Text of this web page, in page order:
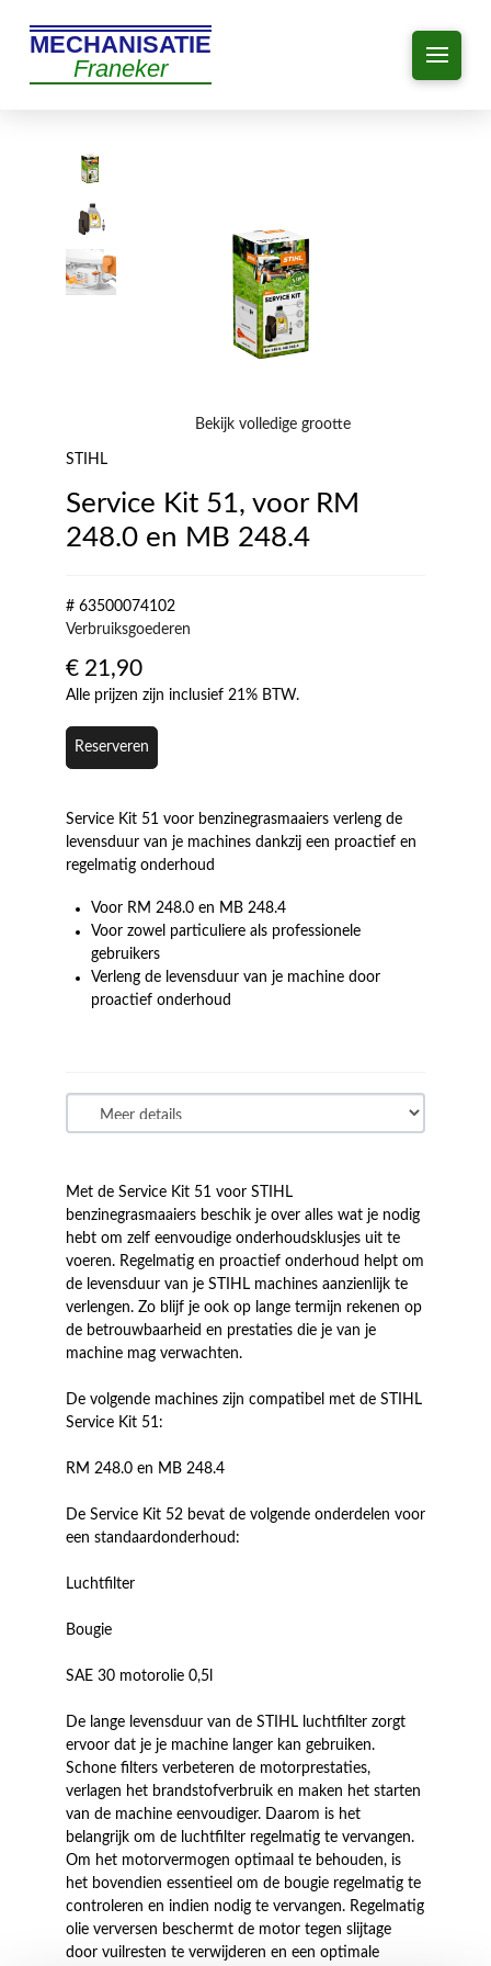
MECHANISATIE
Franeker
Bekijk volledige grootte
STIHL
Service Kit 51, voor RM
248.0 en MB 248.4
# 63500074102
Verbruiksgoederen
€ 21,90
Alle prijzen zijn inclusief 21% BTW.
Reserveren
Service Kit 51 voor benzinegrasmaaiers verleng de
levensduur van je machines dankzij een proactief en
regelmatig onderhoud
Voor RM 248.0 en MB 248.4
Voor zowel particuliere als professionele
gebruikers
Verleng de levensduur van je machine door
proactief onderhoud
Met de Service Kit 51 voor STIHL
benzinegrasmaaiers beschik je over alles wat je nodig
hebt om zelf eenvoudige onderhoudsklusjes uit te
voeren. Regelmatig en proactief onderhoud helpt om
de levensduur van je STIHL machines aanzienlijk te
verlengen. Zo blijf je ook op lange termijn rekenen op
de betrouwbaarheid en prestaties die je van je
machine mag verwachten.
De volgende machines zijn compatibel met de STIHL
Service Kit 51:
RM 248.0 en MB 248.4
De Service Kit 52 bevat de volgende onderdelen voor
een standaardonderhoud:
Luchtfilter
Bougie
SAE 30 motorolie 0,5l
De lange levensduur van de STIHL luchtfilter zorgt
ervoor dat je je machine langer kan gebruiken.
Schone filters verbeteren de motorprestaties,
verlagen het brandstofverbruik en maken het starten
van de machine eenvoudiger. Daarom is het
belangrijk om de luchtfilter regelmatig te vervangen.
Om het motorvermogen optimaal te behouden, is
het bovendien essentieel om de bougie regelmatig te
controleren en indien nodig te vervangen. Regelmatig
olie verversen beschermt de motor tegen slijtage
door vuilresten te verwijderen en een optimale